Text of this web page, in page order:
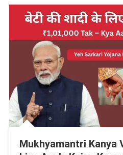
Mukhyamantri Kanya